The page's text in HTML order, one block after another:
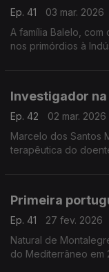
Ep. 41
03 mar. 2026
A família Balelo, com
nos primórdios à
Investigador
Ep. 42
02 mar. 2026
Marcelo dos Santos
terapêutica do
mais recente livro,
Primeira
Ep. 41
27 fev. 2026
Natural de
do Mediterrâneo em